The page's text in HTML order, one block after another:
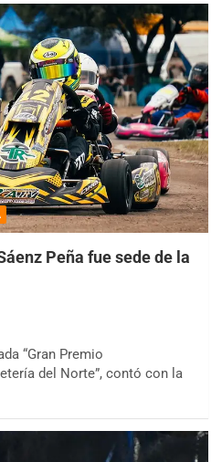
Peña fue sede de la
“Gran Premio
del Norte”, contó con la